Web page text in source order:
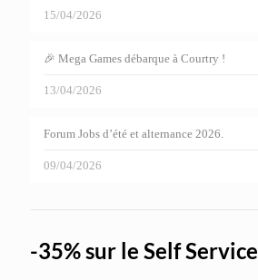
15/04/2026
🎉 Mega Games débarque à Courtry !
13/04/2026
Forum Jobs d’été et alternance 2026.
09/04/2026
-35% sur le Self Service